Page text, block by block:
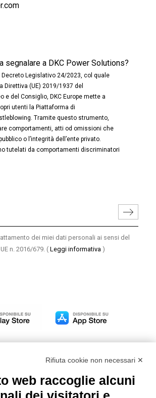
segnalare a DKC Power Solutions?
Decreto Legislativo 24/2023, col quale
Direttiva (UE) 2019/1937 del
e del Consiglio, DKC Europe mette a
utenti la Piattaforma di
Tramite questo strumento,
comportamenti, atti od omissioni che
o l’integrità dell’ente privato.
tutelati da comportamenti discriminatori
dei miei dati personali ai sensi del
n. 2016/679. ( Leggi informativa )
gestione e controllo – D. lgs.
Rifiuta cookie non necessari ✕
web raccoglie alcuni